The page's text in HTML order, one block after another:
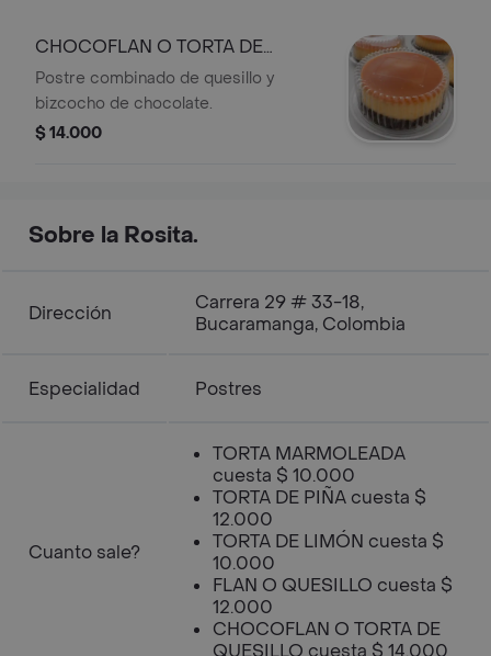
CHOCOFLAN O TORTA DE
QUESILLO
Postre combinado de quesillo y
bizcocho de chocolate.
$ 14.000
Sobre la Rosita.
Dirección
Carrera 29 # 33-18,
Bucaramanga, Colombia
Especialidad Postres
Cuanto sale?
TORTA MARMOLEADA
cuesta $ 10.000
TORTA DE PIÑA cuesta $
12.000
TORTA DE LIMÓN cuesta $
10.000
FLAN O QUESILLO cuesta $
12.000
CHOCOFLAN O TORTA DE
QUESILLO cuesta $ 14.000